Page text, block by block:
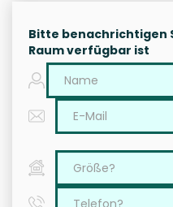
Bitte benachrichtigen
Raum verfügbar ist